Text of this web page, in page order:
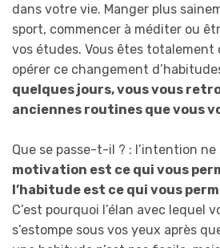
dans votre vie. Manger plus
sport, commencer à méditer ou
vos études. Vous êtes totalement
opérer ce changement
quelques jours, vous vous
anciennes routines que vous
Que se passe-t-il ? : l’intention ne
motivation est ce qui vous
l’habitude est ce qui vous
C’est pourquoi l’élan avec lequel
s’estompe sous vos yeux après